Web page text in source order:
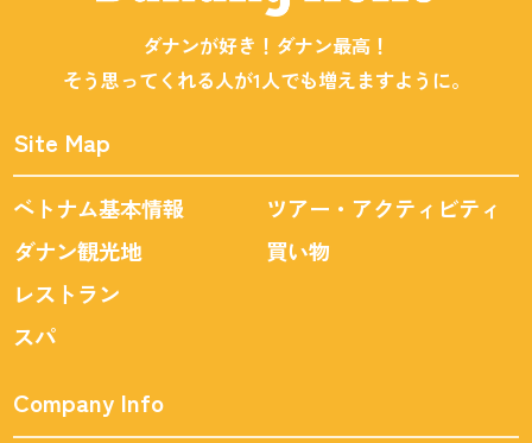
ダナンが好き！ダナン最高！
そう思ってくれる人が1人でも増えますように。
Site Map
ベトナム基本情報
ダナン観光地
レストラン
スパ
ツアー・アクティビティ
買い物
Company Info